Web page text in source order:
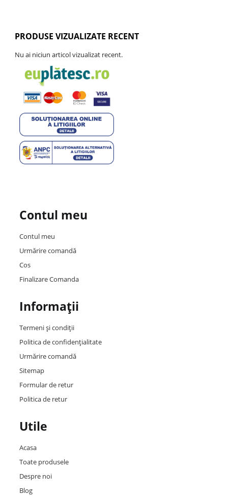
PRODUSE VIZUALIZATE RECENT
Nu ai niciun articol vizualizat recent.
Contul meu
Contul meu
Urmărire comandă
Cos
Finalizare Comanda
Informații
Termeni și condiții
Politica de confidențialitate
Urmărire comandă
Sitemap
Formular de retur
Politica de retur
Utile
Acasa
Toate produsele
Despre noi
Blog